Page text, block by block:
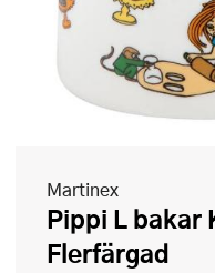
Martinex
Pippi L bakar Kanna 1 L
Flerfärgad